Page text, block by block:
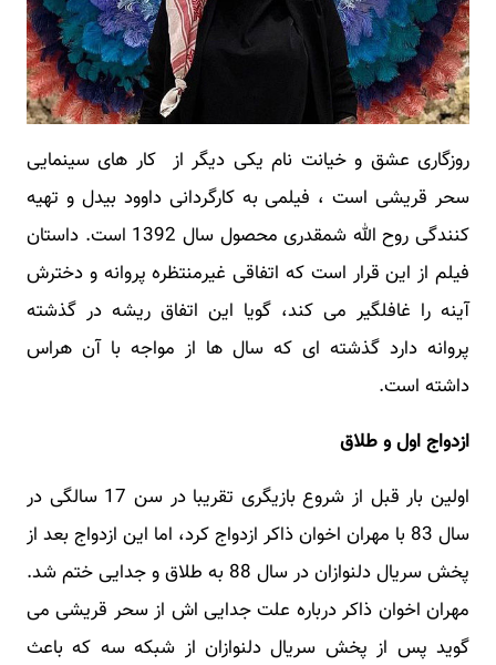
روزگاری عشق و خیانت نام یکی دیگر از کار های سینمایی
سحر قریشی است ، فیلمی به کارگردانی داوود بیدل و تهیه
کنندگی روح الله شمقدری محصول سال 1392 است. داستان
فیلم از این قرار است که اتفاقی غیرمنتظره پروانه و دخترش
آینه را غافلگیر می کند، گویا این اتفاق ریشه در گذشته
پروانه دارد گذشته ای که سال ها از مواجه با آن هراس
داشته است.
ازدواج اول و طلاق
اولین بار قبل از شروع بازیگری تقریبا در سن 17 سالگی در
سال 83 با مهران اخوان ذاکر ازدواج کرد، اما این ازدواج بعد از
پخش سریال دلنوازان در سال 88 به طلاق و جدایی ختم شد.
مهران اخوان ذاکر درباره علت جدایی اش از سحر قریشی می
گوید پس از پخش سریال دلنوازان از شبکه سه که باعث